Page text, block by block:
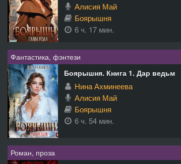
Алисия Май
Боярышня
6 ч. 17 мин.
Фантастика, фэнтези
Боярышня. Книга 1. Дар ведьм
Нина Ахминеева
Алисия Май
Боярышня
6 ч. 54 мин.
Роман, проза